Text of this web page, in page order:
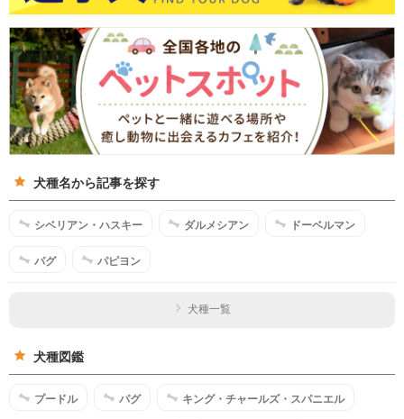
犬種名から記事を探す
シベリアン・ハスキー ダルメシアン ドーベルマン
パグ パピヨン
犬種一覧
犬種図鑑
プードル パグ キング・チャールズ・スパニエル